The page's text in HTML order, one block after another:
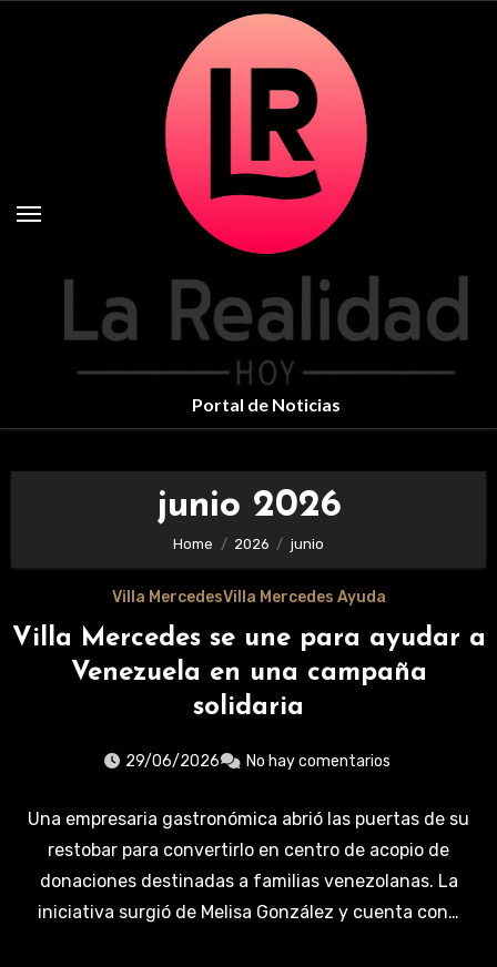
Portal de Noticias
junio 2026
Home 2026 junio
Villa MercedesVilla Mercedes Ayuda
Villa Mercedes se une para ayudar a
Venezuela en una campaña
solidaria
29/06/2026 No hay comentarios
Una empresaria gastronómica abrió las puertas de su
restobar para convertirlo en centro de acopio de
donaciones destinadas a familias venezolanas. La
iniciativa surgió de Melisa González y cuenta con…